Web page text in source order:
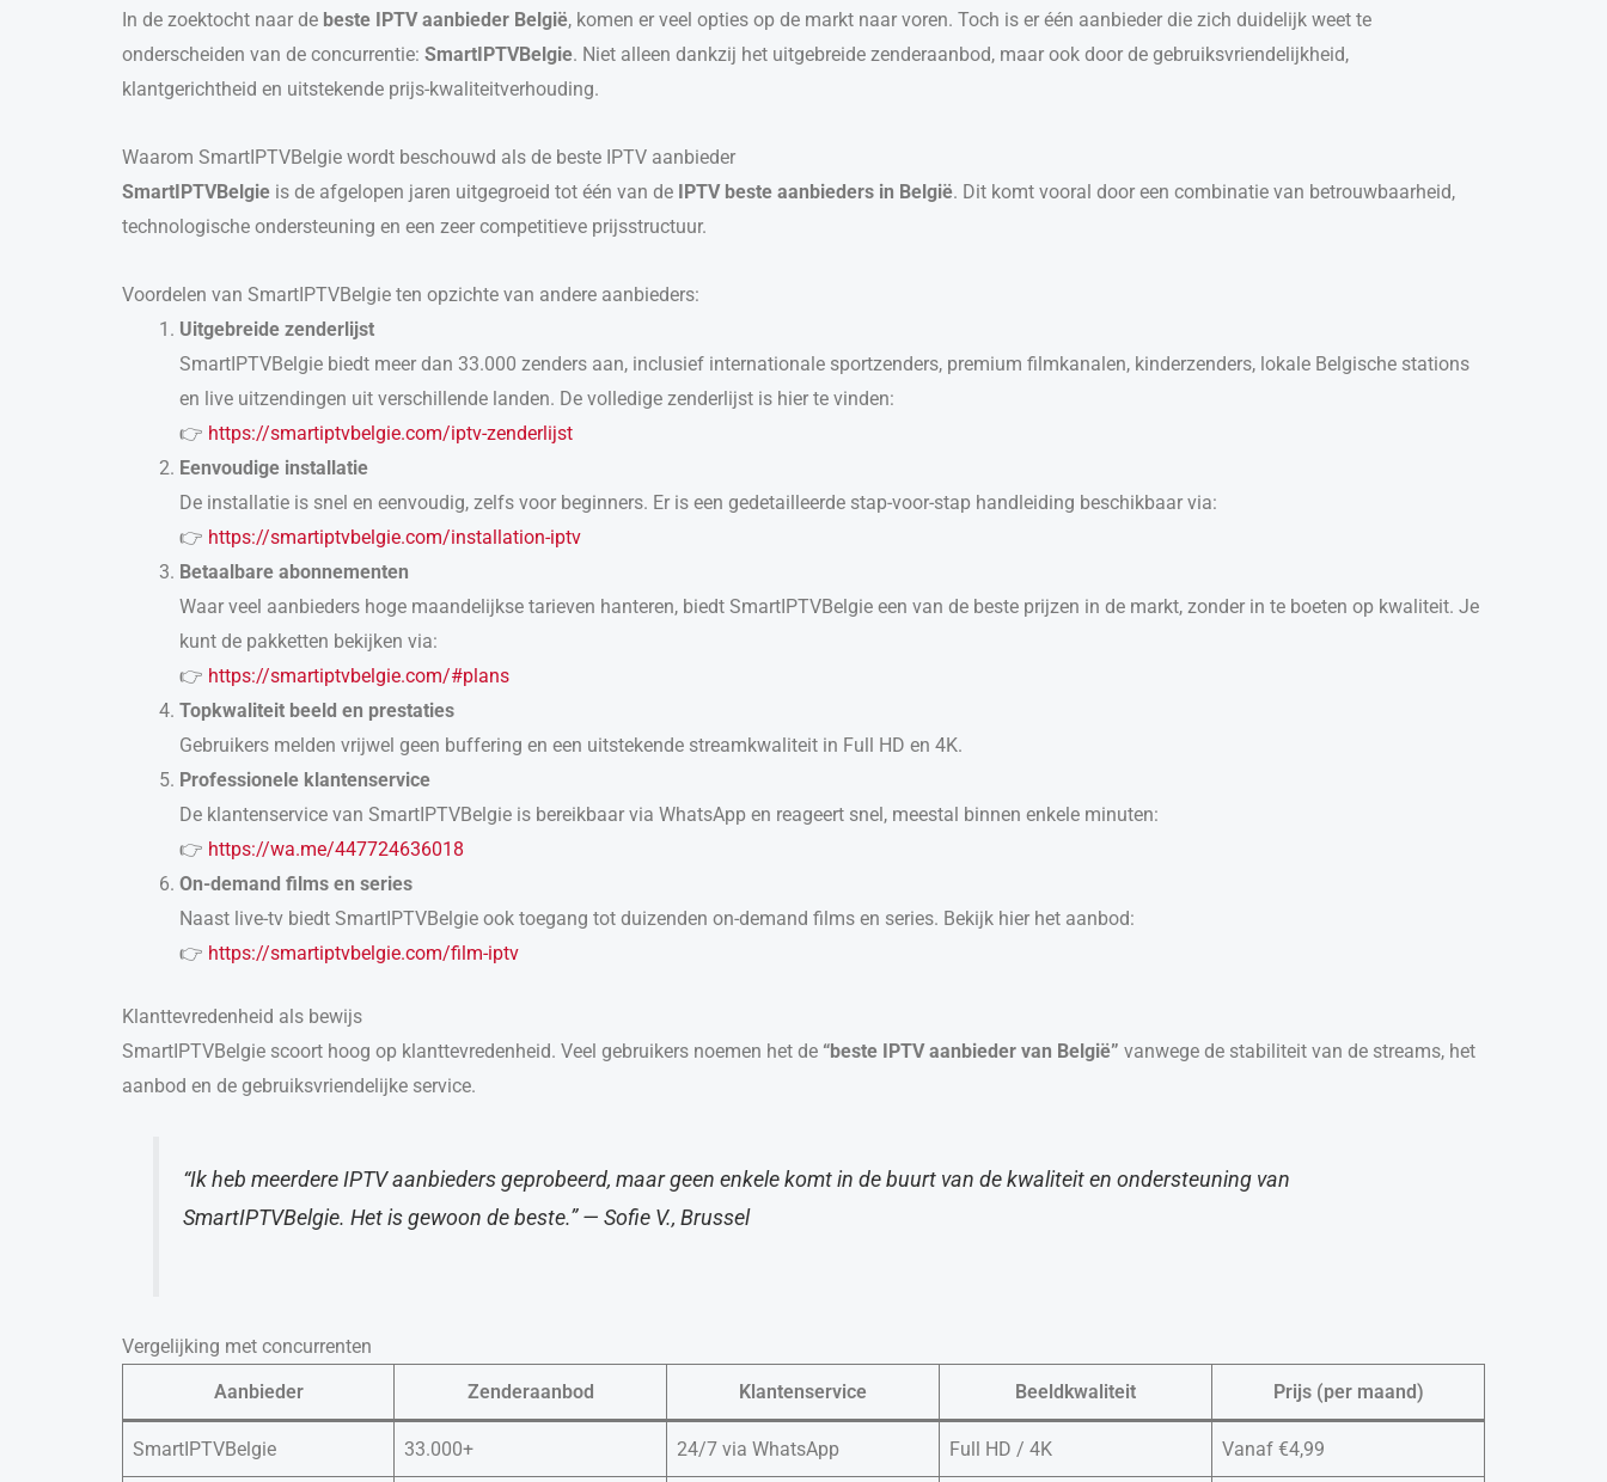
In de zoektocht naar de beste IPTV aanbieder België, komen er veel opties op de markt naar voren. Toch is er één aanbieder die zich duidelijk weet te
onderscheiden van de concurrentie: SmartIPTVBelgie. Niet alleen dankzij het uitgebreide zenderaanbod, maar ook door de gebruiksvriendelijkheid,
klantgerichtheid en uitstekende prijs-kwaliteitverhouding.
Waarom SmartIPTVBelgie wordt beschouwd als de beste IPTV aanbieder
SmartIPTVBelgie is de afgelopen jaren uitgegroeid tot één van de IPTV beste aanbieders in België. Dit komt vooral door een combinatie van betrouwbaarheid,
technologische ondersteuning en een zeer competitieve prijsstructuur.
Voordelen van SmartIPTVBelgie ten opzichte van andere aanbieders:
Uitgebreide zenderlijst
SmartIPTVBelgie biedt meer dan 33.000 zenders aan, inclusief internationale sportzenders, premium filmkanalen, kinderzenders, lokale Belgische stations
en live uitzendingen uit verschillende landen. De volledige zenderlijst is hier te vinden:
👉 https://smartiptvbelgie.com/iptv-zenderlijst
Eenvoudige installatie
De installatie is snel en eenvoudig, zelfs voor beginners. Er is een gedetailleerde stap-voor-stap handleiding beschikbaar via:
👉 https://smartiptvbelgie.com/installation-iptv
Betaalbare abonnementen
Waar veel aanbieders hoge maandelijkse tarieven hanteren, biedt SmartIPTVBelgie een van de beste prijzen in de markt, zonder in te boeten op kwaliteit. Je
kunt de pakketten bekijken via:
👉 https://smartiptvbelgie.com/#plans
Topkwaliteit beeld en prestaties
Gebruikers melden vrijwel geen buffering en een uitstekende streamkwaliteit in Full HD en 4K.
Professionele klantenservice
De klantenservice van SmartIPTVBelgie is bereikbaar via WhatsApp en reageert snel, meestal binnen enkele minuten:
👉 https://wa.me/447724636018
On-demand films en series
Naast live-tv biedt SmartIPTVBelgie ook toegang tot duizenden on-demand films en series. Bekijk hier het aanbod:
👉 https://smartiptvbelgie.com/film-iptv
Klanttevredenheid als bewijs
SmartIPTVBelgie scoort hoog op klanttevredenheid. Veel gebruikers noemen het de “beste IPTV aanbieder van België” vanwege de stabiliteit van de streams, het
aanbod en de gebruiksvriendelijke service.
“Ik heb meerdere IPTV aanbieders geprobeerd, maar geen enkele komt in de buurt van de kwaliteit en ondersteuning van
SmartIPTVBelgie. Het is gewoon de beste.” — Sofie V., Brussel
Vergelijking met concurrenten
Aanbieder
Zenderaanbod Klantenservice Beeldkwaliteit Prijs (per maand)
SmartIPTVBelgie 33.000+ 24/7 via WhatsApp Full HD / 4K Vanaf €4,99